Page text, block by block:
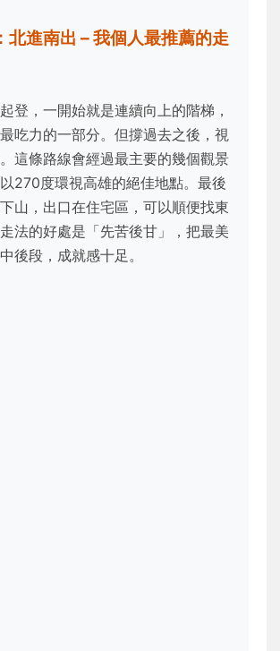
北進南出 – 我個人最推薦的走
登，一開始就是連續向上的階梯，
吃力的一部分。但撐過去之後，視
這條路線會經過最主要的幾個觀景
270度環視高雄的絕佳地點。最後
山，出口在住宅區，可以順便找東
法的好處是「先苦後甘」，把最美
後段，成就感十足。